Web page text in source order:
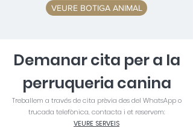
VEURE BOTIGA ANIMAL
Demanar cita per a la
perruqueria canina
Treballem a través de cita prèvia des del WhatsApp o
trucada telefònica, contacta i et reservem:
VEURE SERVEIS